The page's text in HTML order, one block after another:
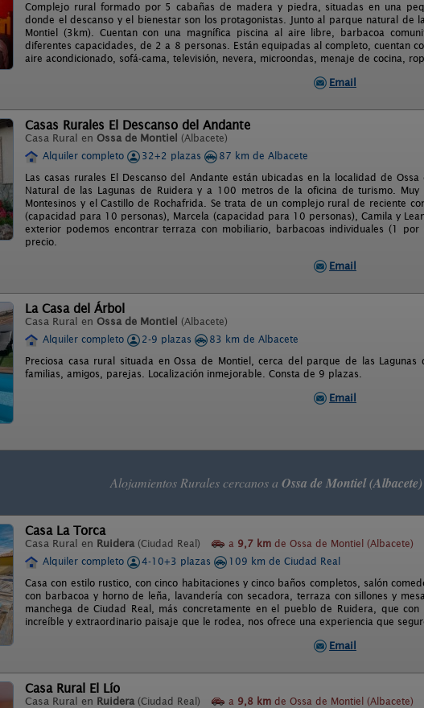
Complejo rural formado por 5 cabañas de madera y piedra, situadas en una
donde el descanso y el bienestar son los protagonistas. Junto al parque natural de
Montiel (3km). Cuentan con una magnífica piscina al aire libre, barbacoa
diferentes capacidades, de 2 a 8 personas. Están equipadas al completo, cuentan
aire acondicionado, sofá-cama, televisión, nevera, microondas, menaje de cocina,
Email
Casas Rurales El Descanso del Andante
Casa Rural en Ossa de Montiel (Albacete)
Alquiler completo
32+2 plazas
87 km de Albacete
Las casas rurales El Descanso del Andante están ubicadas en la localidad de
Natural de las Lagunas de Ruidera y a 100 metros de la oficina de turismo. Muy
Montesinos y el Castillo de Rochafrida. Se trata de un complejo rural de reciente
(capacidad para 10 personas), Marcela (capacidad para 10 personas), Camila y
exterior podemos encontrar terraza con mobiliario, barbacoas individuales (1
precio.
Email
La Casa del Árbol
Casa Rural en Ossa de Montiel (Albacete)
Alquiler completo
2-9 plazas
83 km de Albacete
Preciosa casa rural situada en Ossa de Montiel, cerca del parque de las Lagunas
familias, amigos, parejas. Localización inmejorable. Consta de 9 plazas.
Email
Alojamientos Rurales cercanos a Ossa de Montiel (Albacete)
Casa La Torca
Casa Rural en Ruidera (Ciudad Real) a 9,7 km de Ossa de Montiel (Albacete)
Alquiler completo
4-10+3 plazas
109 km de Ciudad Real
Casa con estilo rustico, con cinco habitaciones y cinco baños completos, salón
con barbacoa y horno de leña, lavandería con secadora, terraza con sillones y
manchega de Ciudad Real, más concretamente en el pueblo de Ruidera, que
increíble y extraordinario paisaje que le rodea, nos ofrece una experiencia que
Email
Casa Rural El Lío
Casa Rural en Ruidera (Ciudad Real) a 9,8 km de Ossa de Montiel (Albacete)